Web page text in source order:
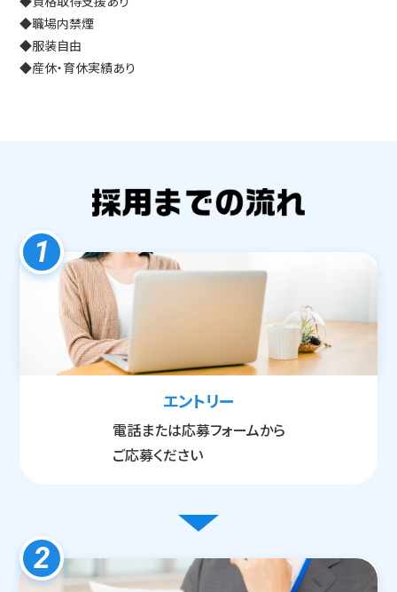
◆職場内禁煙
◆服装自由
◆産休・育休実績あり
1
エントリー
電話または応募フォームから
ご応募ください
2